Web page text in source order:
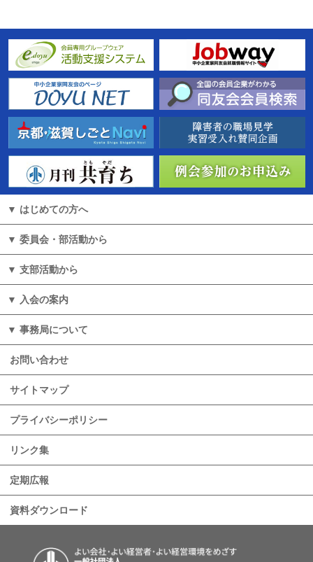
はじめての方へ
委員会・部活動から
⽀部活動から
入会の案内
事務局について
お問い合わせ
サイトマップ
プライバシーポリシー
リンク集
定期広報
資料ダウンロード